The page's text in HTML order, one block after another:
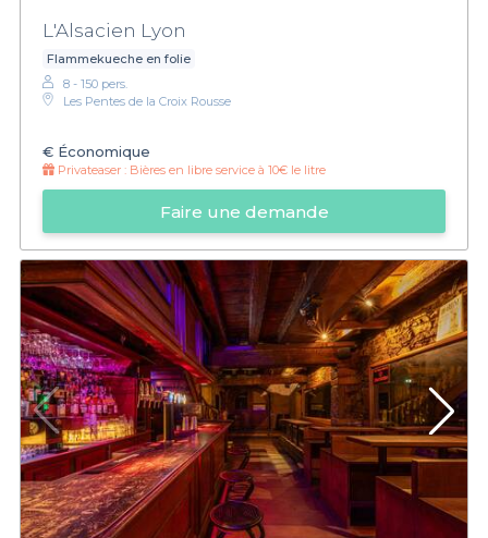
L'Alsacien Lyon
Flammekueche en folie
8 - 150 pers.
Les Pentes de la Croix Rousse
€ Économique
Privateaser : Bières en libre service à 10€ le litre
Faire une demande